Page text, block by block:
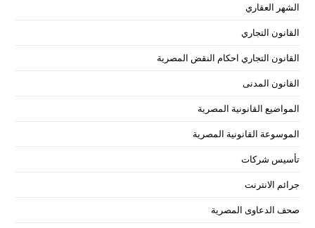
الشهر العقاري
القانون التجاري
القانون التجاري احكام النقض المصرية
القانون المدنى
المواضيع القانونية المصرية
الموسوعة القانونية المصرية
تأسيس شركات
جرائم الانترنت
صحف الدعاوى المصرية